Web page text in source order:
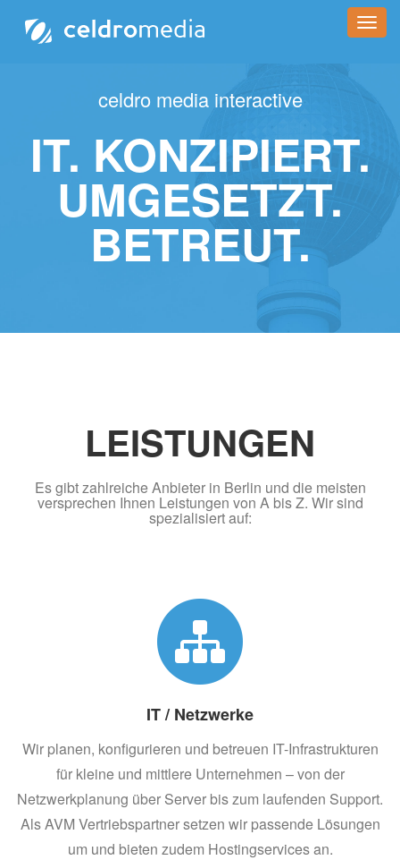
celdro media interactive
IT. KONZIPIERT.
UMGESETZT.
BETREUT.
LEISTUNGEN
Es gibt zahlreiche Anbieter in Berlin und die meisten
versprechen Ihnen Leistungen von A bis Z. Wir sind
spezialisiert auf:
IT / Netzwerke
Wir planen, konfigurieren und betreuen IT-Infrastrukturen
für kleine und mittlere Unternehmen – von der
Netzwerkplanung über Server bis zum laufenden Support.
Als AVM Vertriebspartner setzen wir passende Lösungen
um und bieten zudem Hostingservices an.